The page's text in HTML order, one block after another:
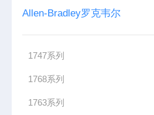
Allen-Bradley罗克韦尔
1747系列
1768系列
1763系列